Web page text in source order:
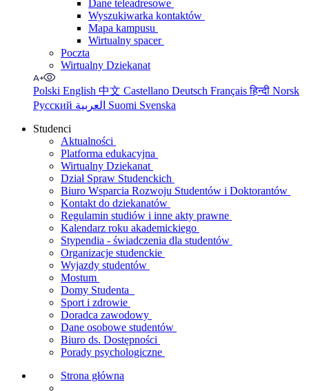
Dane teleadresowe
Wyszukiwarka kontaktów
Mapa kampusu
Wirtualny spacer
Poczta
Wirtualny Dziekanat
Polski English 中文 Castellano Deutsch Françaisहिन्दी Norsk
Русский
Suomi Svenska
Studenci
Aktualności
Platforma edukacyjna
Wirtualny Dziekanat
Dział Spraw Studenckich
Biuro Wsparcia Rozwoju Studentów i Doktorantów
Kontakt do dziekanatów
Regulamin studiów i inne akty prawne
Kalendarz roku akademickiego
Stypendia - świadczenia dla studentów
Organizacje studenckie
Wyjazdy studentów
Mostum
Domy Studenta
Sport i zdrowie
Doradca zawodowy
Dane osobowe studentów
Biuro ds. Dostępności
Porady psychologiczne
Strona główna